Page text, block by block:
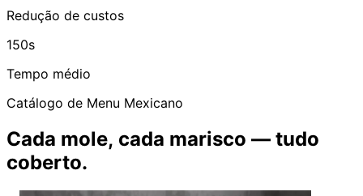
Redução de custos
150s
Tempo médio
Catálogo de Menu Mexicano
Cada mole, cada marisco — tudo
coberto.